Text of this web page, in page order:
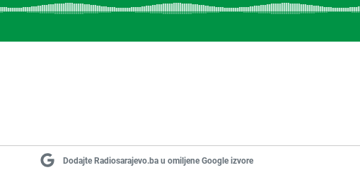
Dodajte Radiosarajevo.ba u omiljene Google izvore